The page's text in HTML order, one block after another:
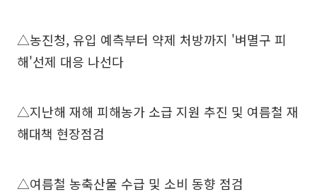
△농진청, 유입 예측부터 약제 처방까지 '벼멸구 피
해'선제 대응 나선다
△지난해 재해 피해농가 소급 지원 추진 및 여름철 재
해대책 현장점검
△여름철 농축산물 수급 및 소비 동향 점검